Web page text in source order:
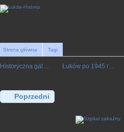
Strona główna Tagi
Historyczna gal… Łuków po 1945 r…
Poprzedni